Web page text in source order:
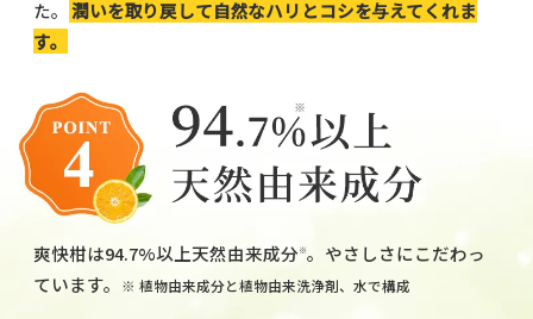
た。 潤いを取り戻して自然なハリとコシを与えてくれま
す。
爽快柑は94.7%以上天然由来成分 ※。やさしさにこだわっ
ています。
※ 植物由来成分と植物由来洗浄剤、水で構成